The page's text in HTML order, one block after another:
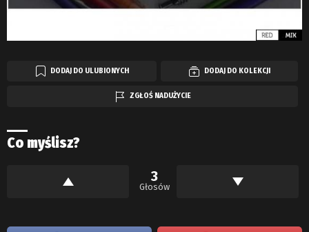
DODAJ DO ULUBIONYCH DODAJ DO KOLEKCJI
ZGŁOŚ NADUŻYCIE
Co myślisz?
3
Głosów